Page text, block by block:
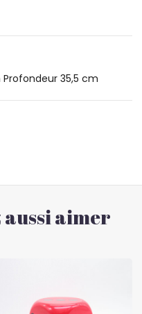
35,5 cm
aimer